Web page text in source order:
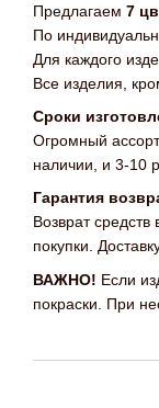
Предлагаем 7
По
Для каждого
Все изделия,
Сроки
Огромный
наличии, и 3-10
Гарантия
Возврат
покупки.
ВАЖНО! Если
покраски. При